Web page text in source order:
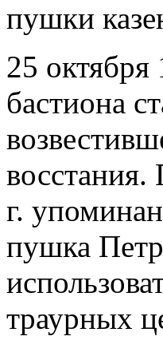
пушки
25
бастиона
г.
пушка
траурных